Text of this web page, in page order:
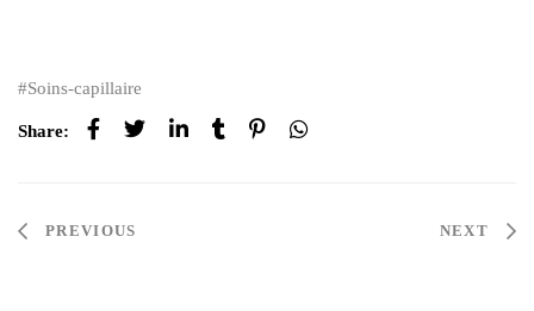
Soins-capillaire
Share:
PREVIOUS NEXT